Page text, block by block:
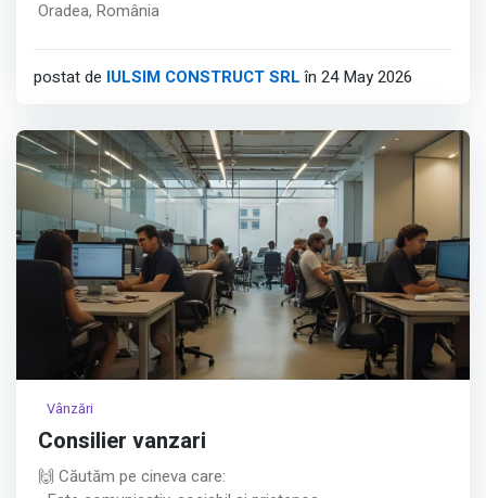
Oradea, România
postat de IULSIM CONSTRUCT SRL în 24 May 2026
Vânzări
Consilier vanzari
🙌 Căutăm pe cineva care: